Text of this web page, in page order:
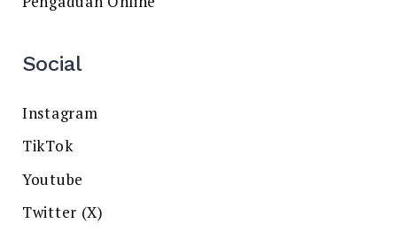
Social
Instagram
TikTok
Youtube
Twitter (X)